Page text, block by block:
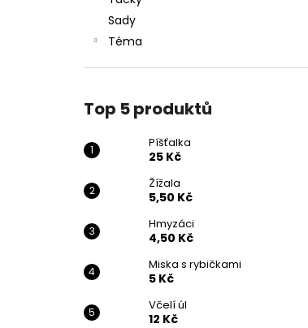
Sady
Téma
Top 5 produktů
Píšťalka
25 Kč
Žížala
5,50 Kč
Hmyzáci
4,50 Kč
Miska s rybičkami
5 Kč
Včelí úl
12 Kč
25 Kč